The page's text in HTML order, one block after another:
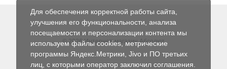
© 2026 Интернет-магазин Абсолют
Для обеспечения корректной работы сайта,
улучшения его функциональности, анализа
посещаемости и персонализации контента мы
используем файлы cookies, метрические
программы Яндекс.Метрики, Jivo и ПО третьих
лиц, с которыми оператор заключил соглашения.